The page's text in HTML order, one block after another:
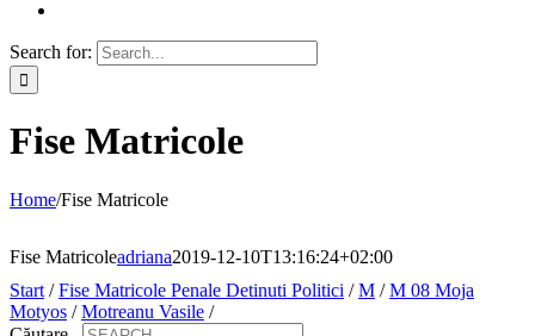
Search for:
Fise Matricole
Home/Fise Matricole
Fise Matricoleadriana2019-12-10T13:16:24+02:00
Start /Fise Matricole Penale Detinuti Politici /M /M 08 Moja
Motyos /Motreanu Vasile /